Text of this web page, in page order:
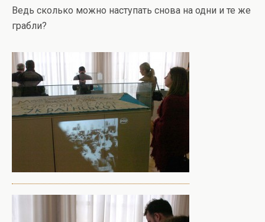
Ведь сколько можно наступать снова на одни и те же
грабли?